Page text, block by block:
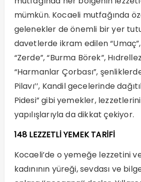
mümkün. Kocaeli mutfağında
gelenekler de önemli bir yer
davetlerde ikram edilen “Umaç”,
“Zerde”, “Burma Börek”,
“Harmanlar Çorbası”,
Pilavı’’, Kandil gecelerinde
Pidesi” gibi yemekler,
yapılışlarıyla da dikkat çekiyor.
148 LEZZETLİ YEMEK TARİFİ
Kocaeli’de o yemeğe lezzetini
kadınının yüreği, sevdası ve